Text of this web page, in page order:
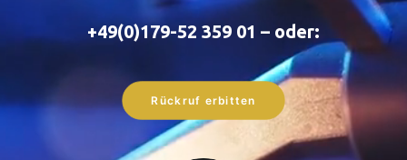
+49(0)179-52 359 01 – oder:
Rückruf erbitten